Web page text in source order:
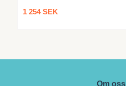
1 254 SEK
Om oss